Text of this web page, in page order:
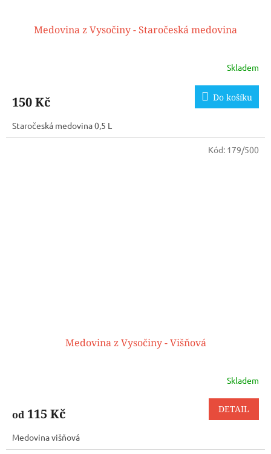
Medovina z Vysočiny - Staročeská medovina
Skladem
150 Kč Do košíku
Staročeská medovina 0,5 L
Medovina z Vysočiny - Višňová
Skladem
od115 Kč DETAIL
Medovina višňová
Kód: 179/500